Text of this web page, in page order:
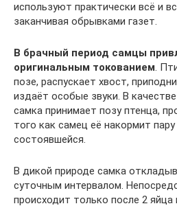
используют практически всё и
заканчивая обрывками газет.
В брачный период самцы
оригинальным токованием.
позе, распускает хвост,
издаёт особые звуки. В
самка принимает позу птенца,
того как самец её накормит
состоявшейся.
В дикой природе самка
суточным интервалом.
происходит только после 2